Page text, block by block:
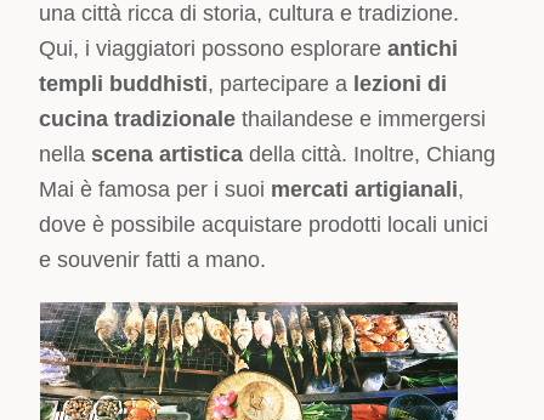
una città ricca di storia, cultura e tradizione.
Qui, i viaggiatori possono esplorareantichi
templi buddhisti, partecipare a lezioni di
cucina tradizionale thailandese e immergersi
nellascena artistica della città. Inoltre, Chiang
Mai è famosa per i suoi mercati artigianali,
dove è possibile acquistare prodotti locali unici
e souvenir fatti a mano.